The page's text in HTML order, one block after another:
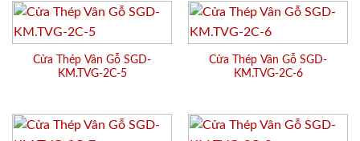
Cửa Thép Vân Gỗ SGD-
KM.TVG-2C-5
Cửa Thép Vân Gỗ SGD-
KM.TVG-2C-6